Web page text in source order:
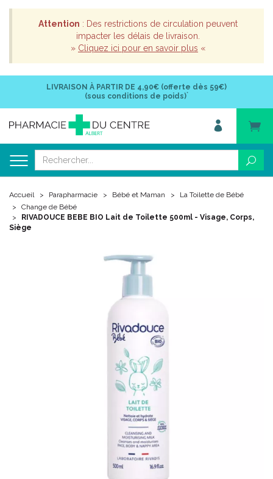
Attention : Des restrictions de circulation peuvent
impacter les délais de livraison.
» Cliquez ici pour en savoir plus «
LIVRAISON À PARTIR DE 4,90€ (offerte dès 59€)
(sous conditions de poids)*
Accueil Parapharmacie Bébé et Maman
La Toilette de Bébé
Change de Bébé
RIVADOUCE BEBE BIO Lait de Toilette 500ml - Visage, Corps,
Siège